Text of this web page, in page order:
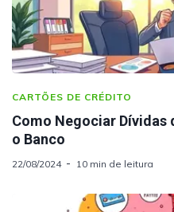
CARTÕES DE CRÉDITO
Como Negociar Dívidas
o Banco
22/08/2024 10 min de leitura